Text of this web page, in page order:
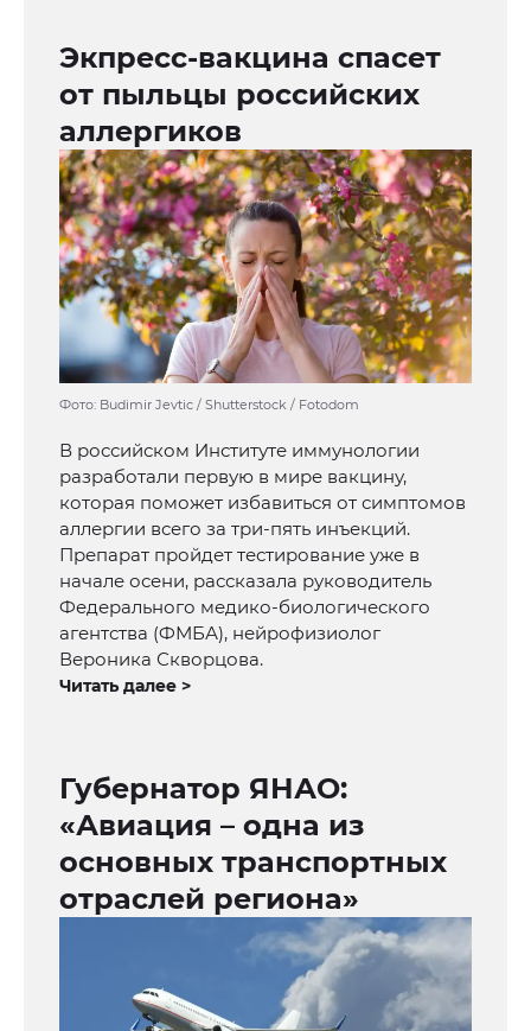
Экпресс-вакцина спасет
от пыльцы российских
аллергиков
Фото: Budimir Jevtic / Shutterstock / Fotodom
В российском Институте иммунологии
разработали первую в мире вакцину,
которая поможет избавиться от симптомов
аллергии всего за три-пять инъекций.
Препарат пройдет тестирование уже в
начале осени, рассказала руководитель
Федерального медико-биологического
агентства (ФМБА), нейрофизиолог
Вероника Скворцова.
Читать далее >
Губернатор ЯНАО:
«Авиация – одна из
основных транспортных
отраслей региона»